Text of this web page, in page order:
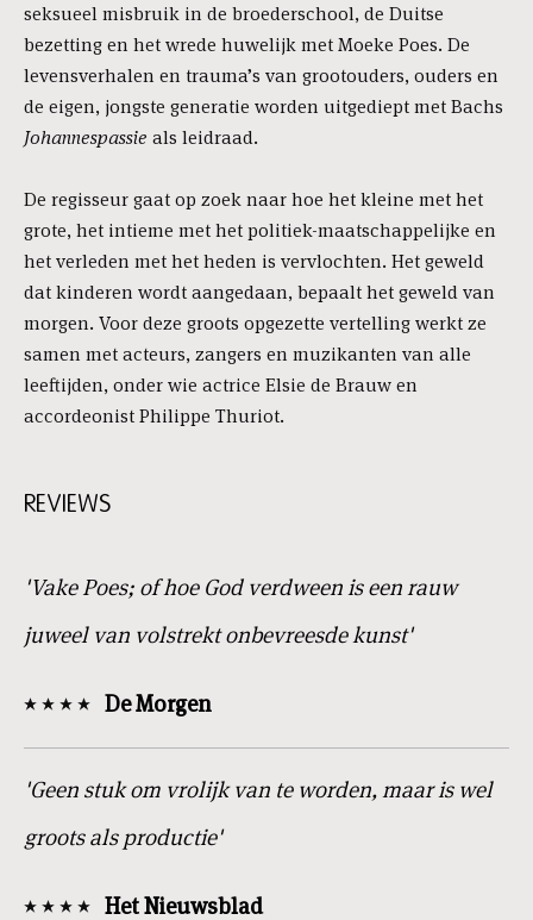
seksueel misbruik in de broederschool, de Duitse
bezetting en het wrede huwelijk met Moeke Poes. De
levensverhalen en trauma’s van grootouders, ouders en
de eigen, jongste generatie worden uitgediept met Bachs
Johannespassie als leidraad.
De regisseur gaat op zoek naar hoe het kleine met het
grote, het intieme met het politiek-maatschappelijke en
het verleden met het heden is vervlochten. Het geweld
dat kinderen wordt aangedaan, bepaalt het geweld van
morgen. Voor deze groots opgezette vertelling werkt ze
samen met acteurs, zangers en muzikanten van alle
leeftijden, onder wie actrice Elsie de Brauw en
accordeonist Philippe Thuriot.
REVIEWS
De Morgen
'Vake Poes; of hoe God verdween is een rauw
juweel van volstrekt onbevreesde kunst'
Het Nieuwsblad
'Geen stuk om vrolijk van te worden, maar is wel
groots als productie'